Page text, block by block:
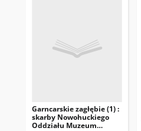
Garncarskie zagłębie (1) :
skarby Nowohuckiego
Oddziału Muzeum